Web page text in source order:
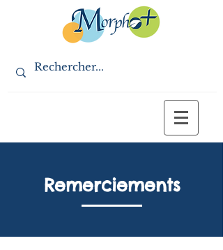
Remerciements